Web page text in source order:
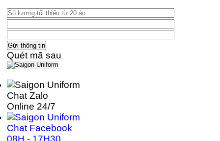
Quét mã sau
Chat Zalo
Online 24/7
Chat Facebook
08H - 17H30